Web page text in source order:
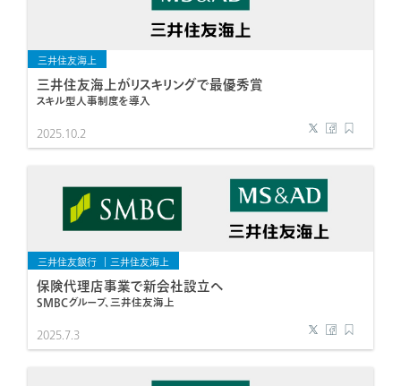
三井住友海上
三井住友海上がリスキリングで最優秀賞
スキル型人事制度を導入
2025.10.2
三井住友銀行 三井住友海上
保険代理店事業で新会社設立へ
SMBCグループ、三井住友海上
2025.7.3